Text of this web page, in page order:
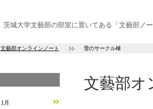
茨城大学文藝部の部室に置いてある「文藝部ノ
文藝部オンラインノート 雪のサークル棟
文藝部オ
1月